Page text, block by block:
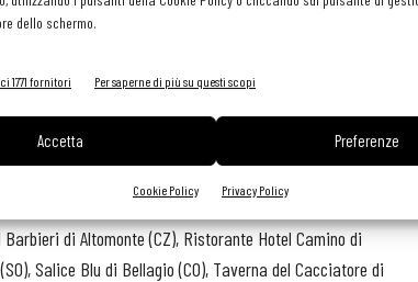
dello schermo.
1771 fornitori Per saperne di più su questi scopi
Accetta Preferenze
Cookie Policy Privacy Policy
Brolo di Padova (PD), Da Gigetto di Miane (TV),
Duca Di Volterra (PI), Granaro del Monte di Norcia
Arsizio (VA), Là di Moret di Udine (UD), La Fornace di
La Piana di Carate Brianza (MB), Le Querce di Cantù
(NA), Locanda Degli Artisti di Cappella de’ Picenardi
di Fornio di Fidenza (PR), Osteria In Scandiano di
à Porter di Bagno di Romagna (FC), Ristorante
di Altomonte (CZ), Ristorante Hotel Camino di
Salice Blu di Bellagio (CO), Taverna del Cacciatore di